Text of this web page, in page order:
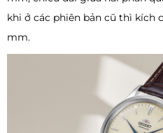
khi ở các phiên bản cũ thì kích
mm.